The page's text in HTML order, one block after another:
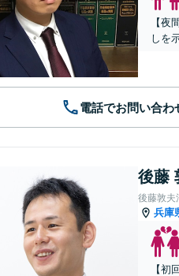
【夜
しを
電話でお問い合わ
後藤
後藤敦夫
兵庫
【初